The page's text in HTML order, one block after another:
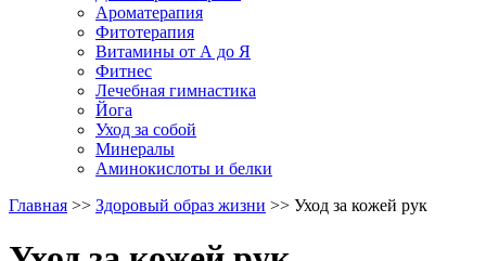
Ароматерапия
Фитотерапия
Витамины от А до Я
Фитнес
Лечебная гимнастика
Йога
Уход за собой
Минералы
Аминокислоты и белки
Главная >> Здоровый образ жизни >> Уход за кожей рук